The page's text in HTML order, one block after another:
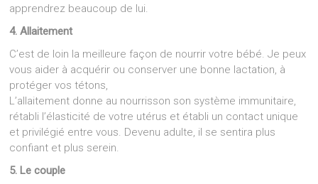
apprendrez beaucoup de lui.
4. Allaitement
C’est de loin la meilleure façon de nourrir votre bébé. Je peux
vous aider à acquérir ou conserver une bonne lactation, à
protéger vos tétons,
L’allaitement donne au nourrisson son système immunitaire,
rétabli l’élasticité de votre utérus et établi un contact unique
et privilégié entre vous. Devenu adulte, il se sentira plus
confiant et plus serein.
5. Le couple